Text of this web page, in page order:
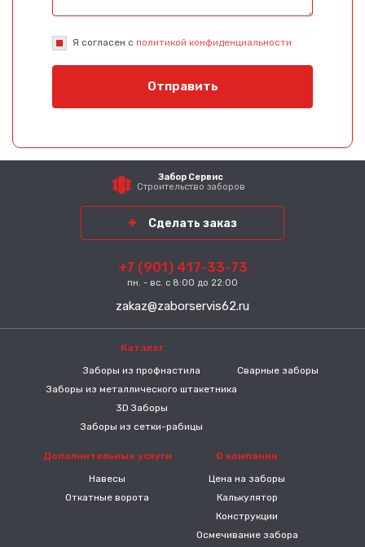
Я согласен с политикой конфиденциальности
Отправить
Забор Сервис
Строительство заборов
Сделать заказ
+7 (901) 417-33-73
пн. - вс. с 8:00 до 22:00
zakaz@zaborservis62.ru
Каталог
Заборы из профнастила
Заборы из металлического штакетника
3D Заборы
Заборы из сетки-рабицы
Сварные заборы
Дополнительные услуги
Навесы
Откатные ворота
О компании
Цена на заборы
Калькулятор
Конструкции
Осмечивание забора